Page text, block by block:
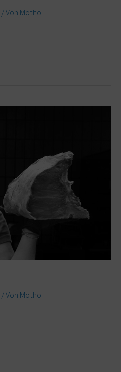
/ Von Motho
/ Von Motho